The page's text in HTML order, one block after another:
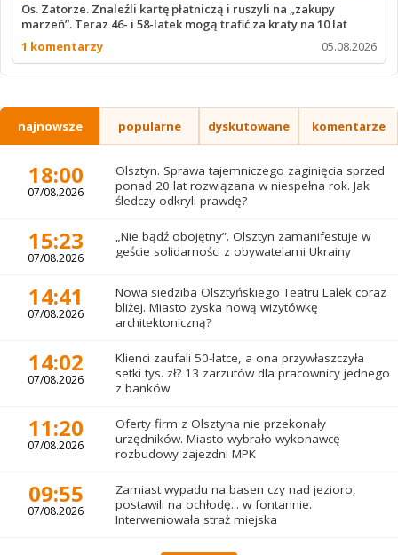
Os. Zatorze. Znaleźli kartę płatniczą i ruszyli na „zakupy
marzeń”. Teraz 46- i 58-latek mogą trafić za kraty na 10 lat
1 komentarzy
05.08.2026
najnowsze popularne dyskutowane komentarze
18:00
07/08.2026
Olsztyn. Sprawa tajemniczego zaginięcia sprzed
ponad 20 lat rozwiązana w niespełna rok. Jak
śledczy odkryli prawdę?
15:23
07/08.2026
„Nie bądź obojętny”. Olsztyn zamanifestuje w
geście solidarności z obywatelami Ukrainy
14:41
07/08.2026
Nowa siedziba Olsztyńskiego Teatru Lalek coraz
bliżej. Miasto zyska nową wizytówkę
architektoniczną?
14:02
07/08.2026
Klienci zaufali 50-latce, a ona przywłaszczyła
setki tys. zł? 13 zarzutów dla pracownicy jednego
z banków
11:20
07/08.2026
Oferty firm z Olsztyna nie przekonały
urzędników. Miasto wybrało wykonawcę
rozbudowy zajezdni MPK
09:55
07/08.2026
Zamiast wypadu na basen czy nad jezioro,
postawili na ochłodę... w fontannie.
Interweniowała straż miejska